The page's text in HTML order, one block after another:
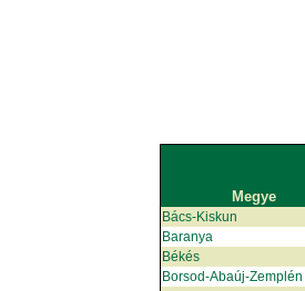
Megye
Bács-Kiskun
Baranya
Békés
Borsod-Abaúj-Zemplén